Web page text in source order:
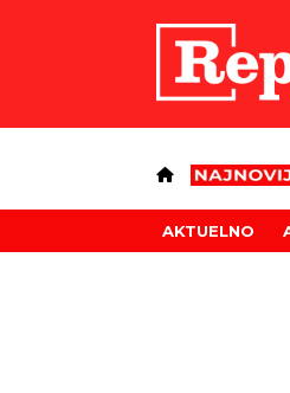
AKTUELNO